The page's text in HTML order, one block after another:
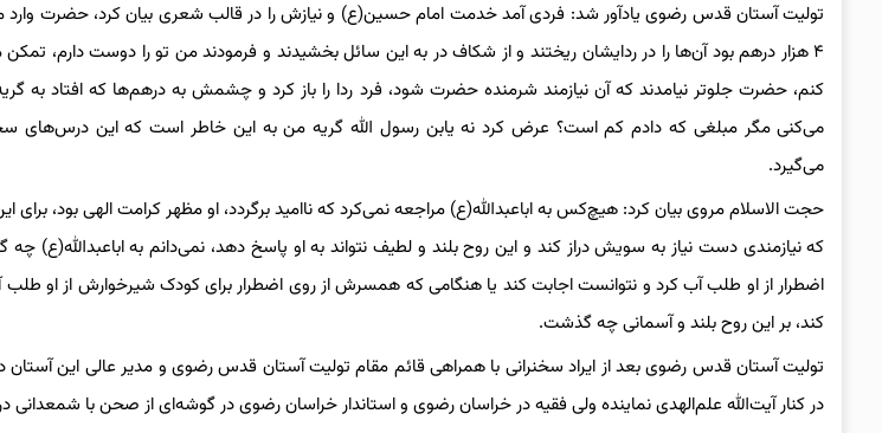
تولیت آستان قدس رضوی یادآور شد: فردی آمد خدمت امام حسین(ع) و نیازش را در قالب شعری بیان کرد، حضرت
۴ هزار درهم بود آن‌ها را در ردایشان ریختند و از شکاف در به این سائل بخشیدند و فرمودند من تو را دوست دارم،
کنم، حضرت جلوتر نیامدند که آن نیازمند شرمنده حضرت شود، فرد ردا را باز کرد و چشمش به درهم‌ها که افتاد به
می‌کنی مگر مبلغی که دادم کم است؟ عرض کرد نه یابن رسول الله گریه من به این خاطر است که این درس‌های
می‌گیرد.
حجت الاسلام مروی بیان کرد: هیچ‌کس به اباعبدالله(ع) مراجعه نمی‌کرد که ناامید برگردد، او مظهر کرامت الهی بود، برای
که نیازمندی دست نیاز به سویش دراز کند و این روح بلند و لطیف نتواند به او پاسخ دهد، نمی‌دانم به اباعبدالله(ع)
اضطرار از او طلب آب کرد و نتوانست اجابت کند یا هنگامی که همسرش از روی اضطرار برای کودک شیرخوارش از او طلب آب
کند، بر این روح بلند و آسمانی چه گذشت.
تولیت آستان قدس رضوی بعد از ایراد سخنرانی با همراهی قائم مقام تولیت آستان قدس رضوی و مدیر عالی این آستان
در کنار آیت‌الله علم‌الهدی نماینده ولی فقیه در خراسان رضوی و استاندار خراسان رضوی در گوشه‌ای از صحن با شمعدانی